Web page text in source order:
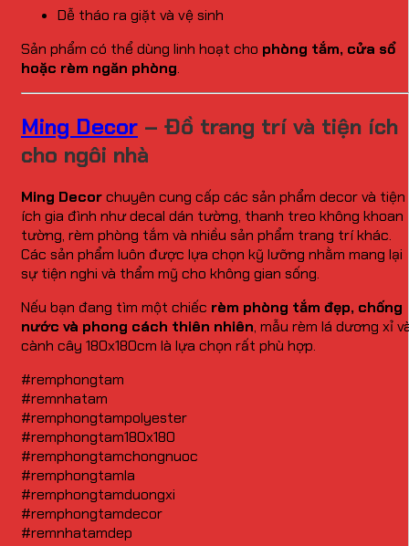
Dễ tháo ra giặt và vệ sinh
Sản phẩm có thể dùng linh hoạt cho phòng tắm, cửa sổ
hoặc rèm ngăn phòng.
Ming Decor – Đồ trang trí và tiện ích
cho ngôi nhà
Ming Decorchuyên cung cấp các sản phẩm decor và tiện
ích gia đình như decal dán tường, thanh treo không khoan
tường, rèm phòng tắm và nhiều sản phẩm trang trí khác.
Các sản phẩm luôn được lựa chọn kỹ lưỡng nhằm mang lại
sự tiện nghi và thẩm mỹ cho không gian sống.
Nếu bạn đang tìm một chiếc rèm phòng tắm đẹp, chống
nước và phong cách thiên nhiên, mẫu rèm lá dương xỉ
cành cây 180x180cm là lựa chọn rất phù hợp.
#remphongtam
#remnhatam
#remphongtampolyester
#remphongtam180x180
#remphongtamchongnuoc
#remphongtamla
#remphongtamduongxi
#remphongtamdecor
#remnhatamdep